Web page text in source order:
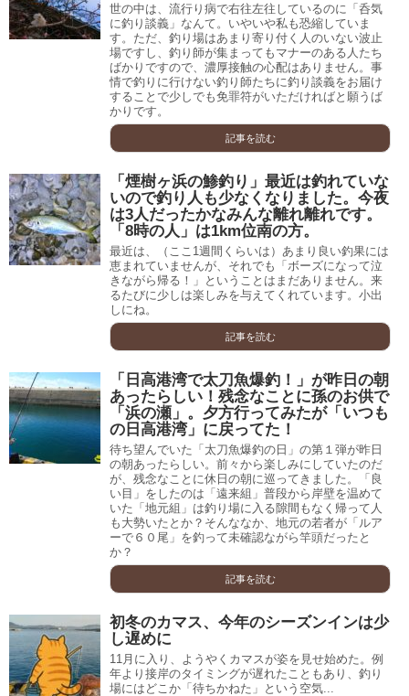
世の中は、流行り病で右往左往しているのに「呑気
に釣り談義」なんて。いやいや私も恐縮していま
す。ただ、釣り場はあまり寄り付く人のいない波止
場ですし、釣り師が集まってもマナーのある人たち
ばかりですので、濃厚接触の心配はありません。事
情で釣りに行けない釣り師たちに釣り談義をお届け
することで少しでも免罪符がいただければと願うば
かりです。
記事を読む
「煙樹ヶ浜の鯵釣り」最近は釣れていな
いので釣り人も少なくなりました。今夜
は3人だったかなみんな離れ離れです。
「8時の人」は1km位南の方。
最近は、（ここ1週間くらいは）あまり良い釣果には
恵まれていませんが、それでも「ボーズになって泣
きながら帰る！」ということはまだありません。来
るたびに少しは楽しみを与えてくれています。小出
しにね。
記事を読む
「日高港湾で太刀魚爆釣！」が昨日の朝
あったらしい！残念なことに孫のお供で
「浜の瀬」。夕方行ってみたが「いつも
の日高港湾」に戻ってた！
待ち望んでいた「太刀魚爆釣の日」の第１弾が昨日
の朝あったらしい。前々から楽しみにしていたのだ
が、残念なことに休日の朝に巡ってきました。「良
い目」をしたのは「遠来組」普段から岸壁を温めて
いた「地元組」は釣り場に入る隙間もなく帰って人
も大勢いたとか？そんななか、地元の若者が「ルア
ーで６０尾」を釣って未確認ながら竿頭だったと
か？
記事を読む
初冬のカマス、今年のシーズンインは少
し遅めに
11月に入り、ようやくカマスが姿を見せ始めた。例
年より接岸のタイミングが遅れたこともあり、釣り
場にはどこか「待ちかねた」という空気...